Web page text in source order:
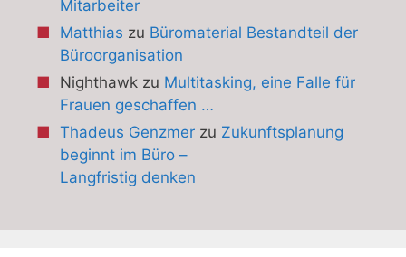
Mitarbeiter
Matthias zu Büromaterial Bestandteil der
Büroorganisation
Nighthawkzu Multitasking, eine Falle für
Frauen geschaffen …
Thadeus Genzmerzu Zukunftsplanung
beginnt im Büro –
Langfristig denken